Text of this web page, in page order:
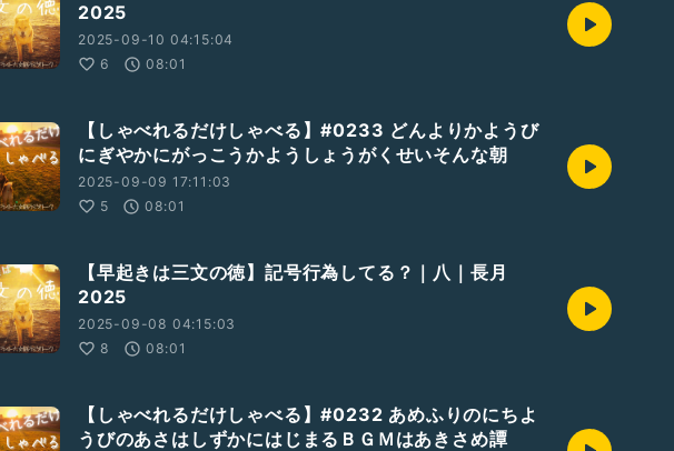
2025
2025-09-10 04:15:04
6
08:01
【しゃべれるだけしゃべる】#0233 どんよりかようび
にぎやかにがっこうかようしょうがくせいそんな朝
2025-09-09 17:11:03
5
08:01
【早起きは三文の徳】記号行為してる？｜八｜長月
2025
2025-09-08 04:15:03
8
08:01
【しゃべれるだけしゃべる】#0232 あめふりのにちよ
うびのあさはしずかにはじまるＢＧＭはあきさめ譚